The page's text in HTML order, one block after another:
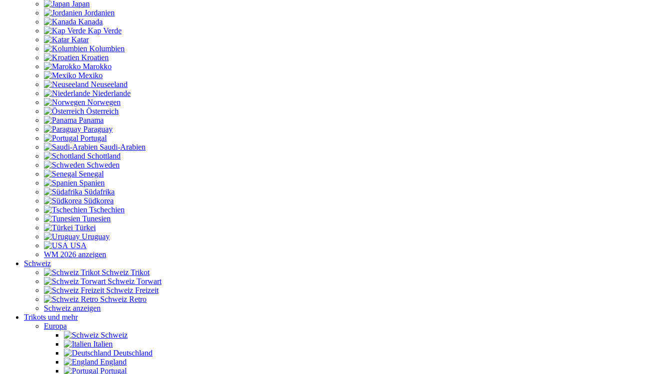
Japan
Jordanien
Kanada
Kap Verde
Katar
Kolumbien
Kroatien
Marokko
Mexiko
Neuseeland
Niederlande
Norwegen
Österreich
Panama
Paraguay
Portugal
Saudi-Arabien
Schottland
Schweden
Senegal
Spanien
Südafrika
Südkorea
Tschechien
Tunesien
Türkei
Uruguay
USA
WM 2026 anzeigen
Schweiz
Schweiz Trikot
Schweiz Torwart
Schweiz Freizeit
Schweiz Retro
Schweiz anzeigen
Trikots und mehr
Europa
Schweiz
Italien
Deutschland
England
Portugal